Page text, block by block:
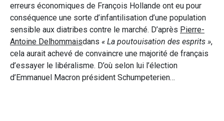
erreurs économiques de François Hollande ont eu pour
conséquence une sorte d’infantilisation d’une population
sensible aux diatribes contre le marché. D’après Pierre-
Antoine Delhommaisdans « La poutouisation des esprits »,
cela aurait achevé de convaincre une majorité de français
d’essayer le libéralisme. D’où selon lui l’élection
d’Emmanuel Macron président Schumpeterien…